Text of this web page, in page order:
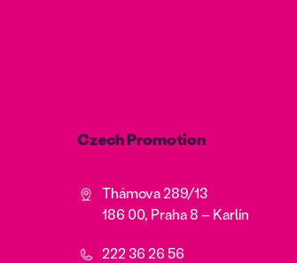
Czech Promotion
Thámova 289/13
186 00, Praha 8 – Karlín
222 36 26 56